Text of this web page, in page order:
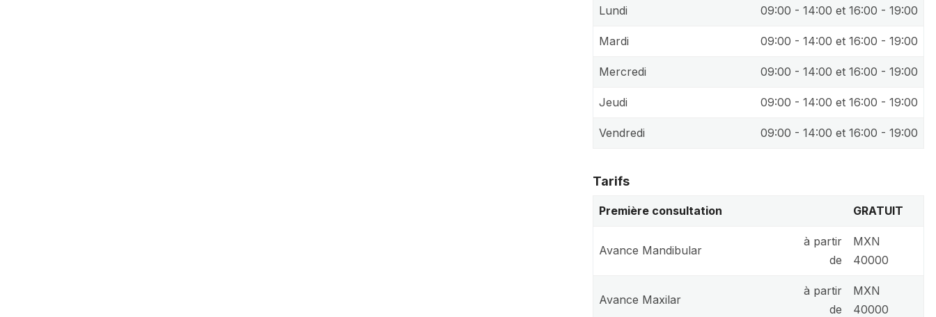
Lundi 09:00 - 14:00 et 16:00 - 19:00
Mardi 09:00 - 14:00 et 16:00 - 19:00
Mercredi 09:00 - 14:00 et 16:00 - 19:00
Jeudi 09:00 - 14:00 et 16:00 - 19:00
Vendredi 09:00 - 14:00 et 16:00 - 19:00
Tarifs
Première consultation GRATUIT
Avance Mandibular
à partir
de
MXN
40000
Avance Maxilar
à partir
de
MXN
40000